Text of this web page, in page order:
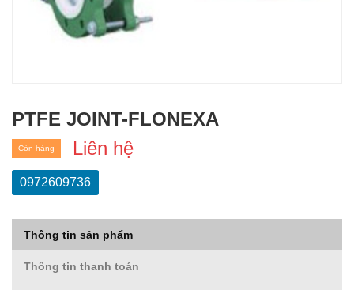
PTFE JOINT-FLONEXΑ
Liên hệ
Còn hàng
0972609736
Thông tin sản phẩm
Thông tin thanh toán